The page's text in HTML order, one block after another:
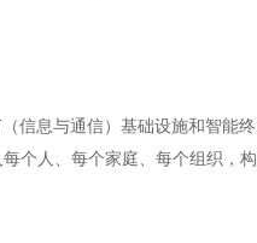
信息与通信）基础设施和智能终
个人、每个家庭、每个组织，构